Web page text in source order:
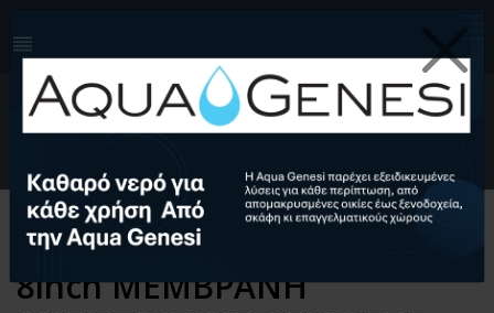
Ελληνικά (EL)
English (EN)
Αρχική Αντίστροφη Ώσμωση
Ανταλλακτικά
Μεμβράνες Αντίστροφης Ώσμωσης
8inch ΜΕΜΒΡΑΝΗ